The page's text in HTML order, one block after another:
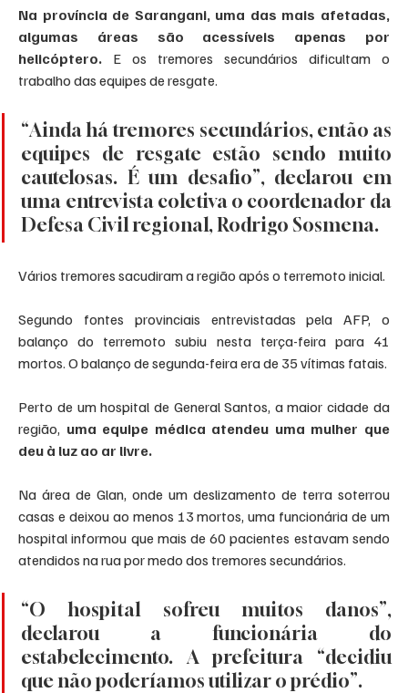
Na província de Sarangani, uma das mais afetadas,
algumas áreas são acessíveis apenas por
helicóptero. E os tremores secundários dificultam o
trabalho das equipes de resgate.
“Ainda há tremores secundários, então as
equipes de resgate estão sendo muito
cautelosas. É um desafio”, declarou em
uma entrevista coletiva o coordenador da
Defesa Civil regional, Rodrigo Sosmena.
Vários tremores sacudiram a região após o terremoto inicial.
Segundo fontes provinciais entrevistadas pela AFP, o
balanço do terremoto subiu nesta terça-feira para 41
mortos. O balanço de segunda-feira era de 35 vítimas fatais.
Perto de um hospital de General Santos, a maior cidade da
região, uma equipe médica atendeu uma mulher que
deu à luz ao ar livre.
Na área de Glan, onde um deslizamento de terra soterrou
casas e deixou ao menos 13 mortos, uma funcionária de um
hospital informou que mais de 60 pacientes estavam sendo
atendidos na rua por medo dos tremores secundários.
“O hospital sofreu muitos danos”,
declarou a funcionária do
estabelecimento. A prefeitura “decidiu
que não poderíamos utilizar o prédio”.